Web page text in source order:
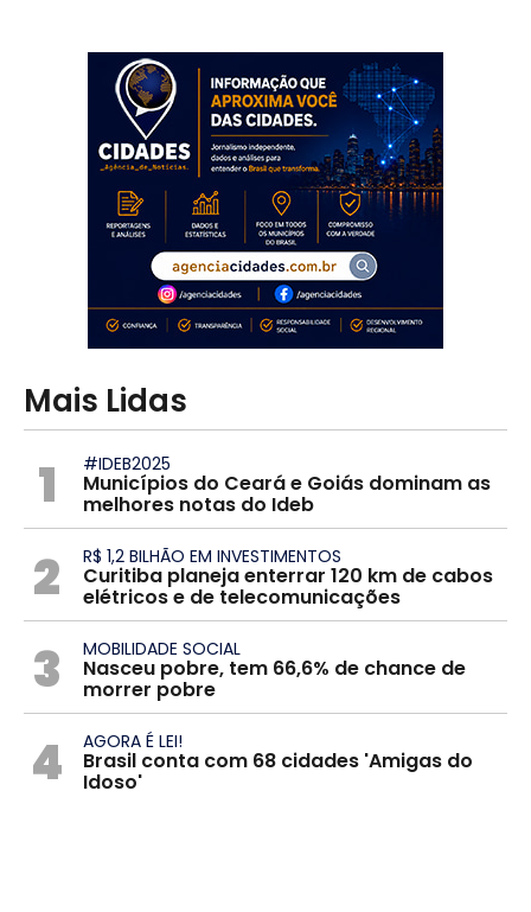
Mais Lidas
1 #IDEB2025
Municípios do Ceará e Goiás dominam as
melhores notas do Ideb
2 R$ 1,2 BILHÃO EM INVESTIMENTOS
Curitiba planeja enterrar 120 km de cabos
elétricos e de telecomunicações
3 MOBILIDADE SOCIAL
Nasceu pobre, tem 66,6% de chance de
morrer pobre
4 AGORA É LEI!
Brasil conta com 68 cidades 'Amigas do
Idoso'